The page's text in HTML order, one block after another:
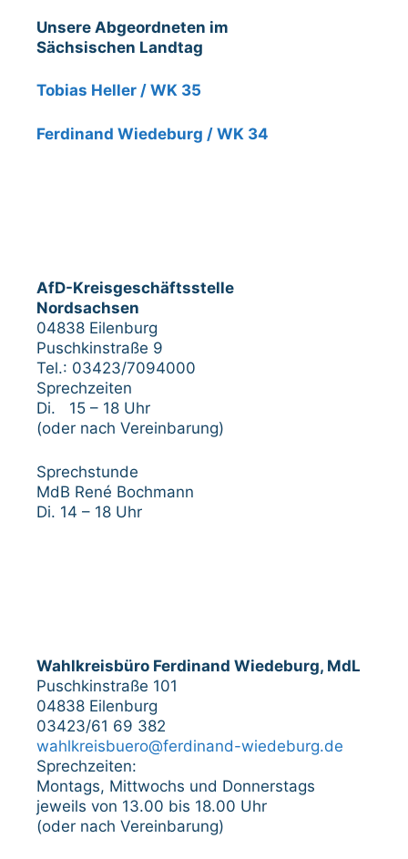
Unsere Abgeordneten im
Sächsischen Landtag
Tobias Heller / WK 35
Ferdinand Wiedeburg / WK 34
AfD-Kreisgeschäftsstelle
Nordsachsen
04838 Eilenburg
Puschkinstraße 9
Tel.: 03423/7094000
Sprechzeiten
Di. 15 – 18 Uhr
(oder nach Vereinbarung)
Sprechstunde
MdB René Bochmann
Di. 14 – 18 Uhr
Wahlkreisbüro Ferdinand Wiedeburg, MdL
Puschkinstraße 101
04838 Eilenburg
03423/61 69 382
wahlkreisbuero@ferdinand-wiedeburg.de
Sprechzeiten:
Montags, Mittwochs und Donnerstags
jeweils von 13.00 bis 18.00 Uhr
(oder nach Vereinbarung)